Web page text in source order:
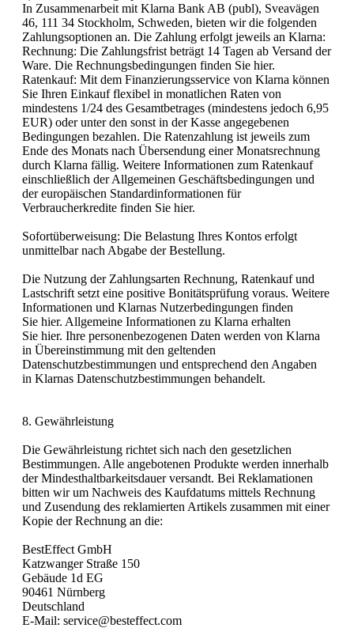
In Zusammenarbeit mit Klarna Bank AB (publ), Sveavägen
46, 111 34 Stockholm, Schweden, bieten wir die folgenden
Zahlungsoptionen an. Die Zahlung erfolgt jeweils an Klarna:
Rechnung: Die Zahlungsfrist beträgt 14 Tagen ab Versand der
Ware. Die Rechnungsbedingungen finden Sie hier.
Ratenkauf: Mit dem Finanzierungsservice von Klarna können
Sie Ihren Einkauf flexibel in monatlichen Raten von
mindestens 1/24 des Gesamtbetrages (mindestens jedoch 6,95
EUR) oder unter den sonst in der Kasse angegebenen
Bedingungen bezahlen. Die Ratenzahlung ist jeweils zum
Ende des Monats nach Übersendung einer Monatsrechnung
durch Klarna fällig. Weitere Informationen zum Ratenkauf
einschließlich der Allgemeinen Geschäftsbedingungen und
der europäischen Standardinformationen für
Verbraucherkredite finden Sie hier.
Sofortüberweisung: Die Belastung Ihres Kontos erfolgt
unmittelbar nach Abgabe der Bestellung.
Die Nutzung der Zahlungsarten Rechnung, Ratenkauf und
Lastschrift setzt eine positive Bonitätsprüfung voraus. Weitere
Informationen und Klarnas Nutzerbedingungen finden
Sie hier. Allgemeine Informationen zu Klarna erhalten
Sie hier. Ihre personenbezogenen Daten werden von Klarna
in Übereinstimmung mit den geltenden
Datenschutzbestimmungen und entsprechend den Angaben
in Klarnas Datenschutzbestimmungen behandelt.
8. Gewährleistung
Die Gewährleistung richtet sich nach den gesetzlichen
Bestimmungen. Alle angebotenen Produkte werden innerhalb
der Mindesthaltbarkeitsdauer versandt. Bei Reklamationen
bitten wir um Nachweis des Kaufdatums mittels Rechnung
und Zusendung des reklamierten Artikels zusammen mit einer
Kopie der Rechnung an die:
BestEffect GmbH
Katzwanger Straße 150
Gebäude 1d EG
90461 Nürnberg
Deutschland
E-Mail: service@besteffect.com